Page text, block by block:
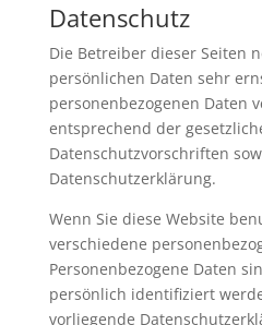
Datenschutz
Die Betreiber dieser Seiten
persönlichen Daten sehr
personenbezogenen Daten
entsprechend der
Datenschutzvorschriften
Datenschutzerklärung.
Wenn Sie diese Website
verschiedene
Personenbezogene Daten
persönlich identifiziert
vorliegende